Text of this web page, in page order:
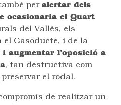
per alertar dels
ocasionaria el Quart
del Vallès, els
el Gasoducte, i de la
augmentar l’oposició a
, tan destructiva com
el rodal.
de realitzar un